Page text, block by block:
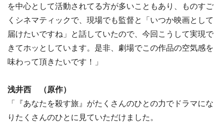
を中心として活動されてる方が多いこともあり、ものすご
くシネマティックで、現場でも監督と「いつか映画として
届けたいですね」と話していたので、今回こうして実現で
きてホッとしています。是非、劇場でこの作品の空気感を
味わって頂きたいです！」
浅井西 （原作）
「『あなたを殺す旅』がたくさんのひとの力でドラマにな
りたくさんのひとに見ていただけました。